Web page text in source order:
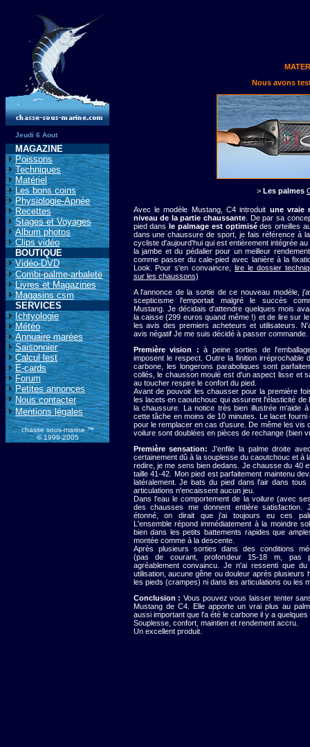
Jeudi 6 Aout
MAGAZINE
Poissons
Techniques
Matériel
Les bons coins
Physiologie-Apnée
Recettes
Stages et Voyages
Album photos
Clips vidéo
BOUTIQUE
Vidéo-DVD
Combi-palme-arbalete
Livres et Magazines
Magasins csm
SERVICES
Ichtyologie
Météo
Annuaire marées
Saisonnier
Calcul lest
E-cards
Forum
Petites annonces
Nous contacter
Mentions légales
chasse sous-marine ™
© 1999-2005
Nous avons
> Les palmes
Avec le modèle Mustang, C4 introduit une vraie
niveau de la partie chaussante . De par sa
pied dansle palmage est optimisédes orteilles
dans une chaussure de sport, je fais référence à
cycliste d'aujourd'hui qui est entièrement intégrée
la jambe et du pédalier pour un meilleur
comme passer du cale-pied avec lanière à la
Look. Pour s'en convaincre,lire le dossier
sur les chaussons)
A l'annonce de la sortie de ce nouveau modèle,
scepticisme l'emportait malgré le succès
Mustang. Je décidais d'attendre quelques mois
la caisse (299 euros quand même !) et de lire sur
les avis des premiers acheteurs et utilisateurs.
avis négatif Je me suis décidé à passer commande.
Première vision : à peine sorties de
imposent le respect. Outre la finition irréprochable
carbone, les longerons paraboliques sont
collés, le chausson moulé est d'un aspect lisse et
au toucher respire le confort du pied.
Avant de pouvoir les chausser pour la première
les lacets en caoutchouc qui assurent l'élasticité de
la chaussure. La notice très bien illustrée m'aide
cette tâche en moins de 10 minutes. Le lacet
pour le remplacer en cas d'usure. De même les vis
voilure sont doublées en pièces de rechange (bien
Première sensation: J'enfile la palme droite
certainement dû à la souplesse du caoutchouc et à
redire, je me sens bien dedans. Je chausse du 40
taille 41-42. Mon pied est parfaitement maintenu
latéralement. Je bats du pied dans l'air dans
articulations n'encaissent aucun jeu.
Dans l'eau le comportement de la voilure (avec
des chausses me donnent entière satisfaction.
étonné,
on dirait que j'ai toujours eu ces
L'ensemble répond immédiatement à la moindre
bien dans les petits battements rapides que
montée comme à la descente.
Après plusieurs sorties dans des conditions
(pas de courant, profondeur 15-18 m, pas
agréablement convaincu. Je n'ai ressenti que
utilisation, aucune gêne ou douleur après plusieurs
les pieds (crampes) ni dans les articulations ou les
Conclusion : Vous pouvez vous laisser tenter
Mustang de C4. Elle apporte un vrai plus au
aussi important que l'a été le carbone il y a quelques
Souplesse, confort, maintien et rendement accru.
Un excellent produit.